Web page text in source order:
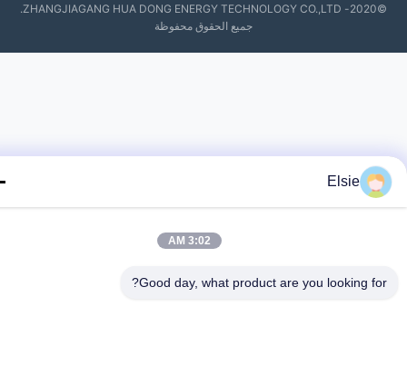
©2020- ZHANGJIAGANG HUA DONG ENERGY TECHNOLOGY CO.,LTD.
جميع الحقوق محفوظة
Elsie
3:02 AM
Good day, what product are you looking